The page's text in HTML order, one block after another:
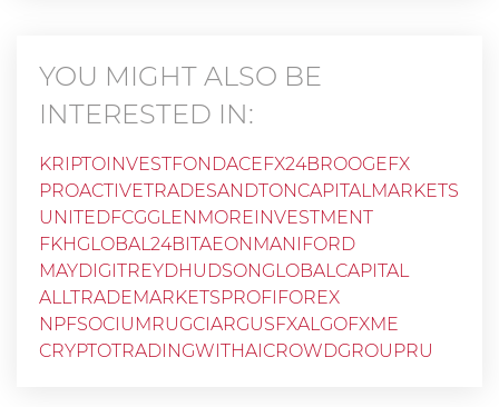
YOU MIGHT ALSO BE
INTERESTED IN:
KRIPTOINVESTFONDACEFX24BROOGEFX
PROACTIVETRADESANDTONCAPITALMARKETS
UNITEDFCGGLENMOREINVESTMENT
FKHGLOBAL24BITAEON MANIFORD
MAYDIGITREYDHUDSONGLOBALCAPITAL
ALLTRADEMARKETSPROFIFOREX
NPFSOCIUMRUGCIARGUSFXALGOFXME
CRYPTOTRADINGWITHAICROWDGROUPRU